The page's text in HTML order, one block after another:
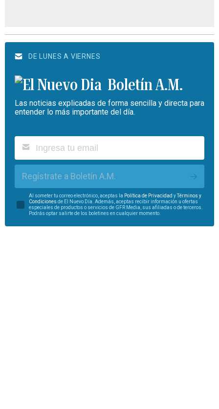
DE LUNES A VIERNES
Boletín A.M.
Las noticias explicadas de forma sencilla y directa para
entender lo más importante del día.
Regístrate a Boletín A.M.
Al someter tu correo electrónico, aceptas la Política de Privacidad yTérminos y
Condiciones de El Nuevo Día. Además, aceptas recibir información u ofertas
especiales de productos o servicios de GFR Media, sus afiliadas o de terceros.
Podrás optar salirte de los boletines en cualquier momento.